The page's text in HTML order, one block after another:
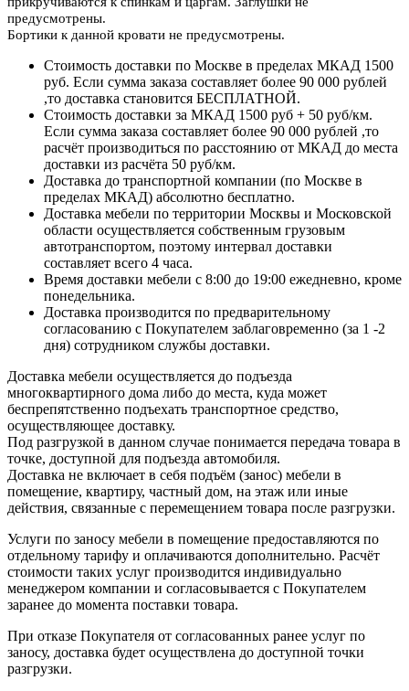
предусмотрены.
Бортики к данной кровати не предусмотрены.
Стоимость доставки по Москве в пределах МКАД 1500
руб. Если сумма заказа составляет более 90 000 рублей
,то доставка становится БЕСПЛАТНОЙ.
Стоимость доставки за МКАД 1500 руб + 50 руб/км.
Если сумма заказа составляет более 90 000 рублей ,то
расчёт производиться по расстоянию от МКАД до места
доставки из расчёта 50 руб/км.
Доставка до транспортной компании (по Москве в
пределах МКАД) абсолютно бесплатно.
Доставка мебели по территории Москвы и Московской
области осуществляется собственным грузовым
автотранспортом, поэтому интервал доставки
составляет всего 4 часа.
Время доставки мебели с 8:00 до 19:00 ежедневно, кроме
понедельника.
Доставка производится по предварительному
согласованию с Покупателем заблаговременно (за 1 -2
дня) сотрудником службы доставки.
Доставка мебели осуществляется до подъезда
многоквартирного дома либо до места, куда может
беспрепятственно подъехать транспортное средство,
осуществляющее доставку.
Под разгрузкой в данном случае понимается передача товара в
точке, доступной для подъезда автомобиля.
Доставка не включает в себя подъём (занос) мебели в
помещение, квартиру, частный дом, на этаж или иные
действия, связанные с перемещением товара после разгрузки.
Услуги по заносу мебели в помещение предоставляются по
отдельному тарифу и оплачиваются дополнительно. Расчёт
стоимости таких услуг производится индивидуально
менеджером компании и согласовывается с Покупателем
заранее до момента поставки товара.
При отказе Покупателя от согласованных ранее услуг по
заносу, доставка будет осуществлена до доступной точки
разгрузки.